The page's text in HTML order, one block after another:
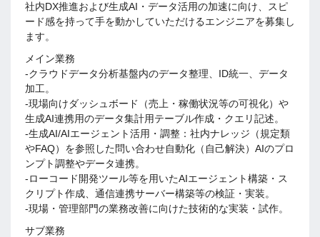
社内DX推進および生成AI・データ活用の加速に向け、スピ
ード感を持って手を動かしていただけるエンジニアを募集し
ます。
メイン業務
-クラウドデータ分析基盤内のデータ整理、ID統一、データ
加工。
-現場向けダッシュボード（売上・稼働状況等の可視化）や
生成AI連携用のデータ集計用テーブル作成・クエリ記述。
-生成AI/AIエージェント活用・調整：社内ナレッジ（規定類
やFAQ）を参照した問い合わせ自動化（自己解決）AIのプロ
ンプト調整やデータ連携。
-ローコード開発ツール等を用いたAIエージェント構築・ス
クリプト作成、通信連携サーバー構築等の検証・実装。
-現場・管理部門の業務改善に向けた技術的な実装・試作。
サブ業務